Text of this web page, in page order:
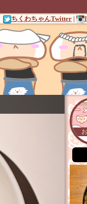
ちくわちゃんTwitter |